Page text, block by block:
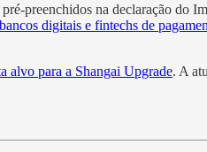
preenchidos na declaração do
digitais e fintechs de
alvo para a Shangai Upgrade. A